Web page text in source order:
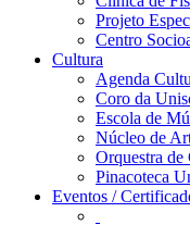
Projeto
Centro
Cultura
Agenda
Coro da
Escola de
Núcleo de
Orquestra de
Pinacoteca
Eventos /